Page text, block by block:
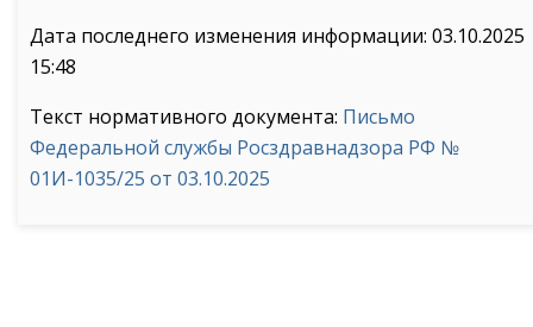
Дата последнего изменения информации: 03.10.2025
15:48
Текст нормативного документа: Письмо
Федеральной службы Росздравнадзора РФ №
01И-1035/25 от 03.10.2025